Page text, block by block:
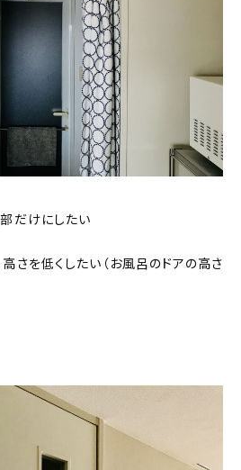
だけにしたい
さを低くしたい（お風呂のドアの高さ